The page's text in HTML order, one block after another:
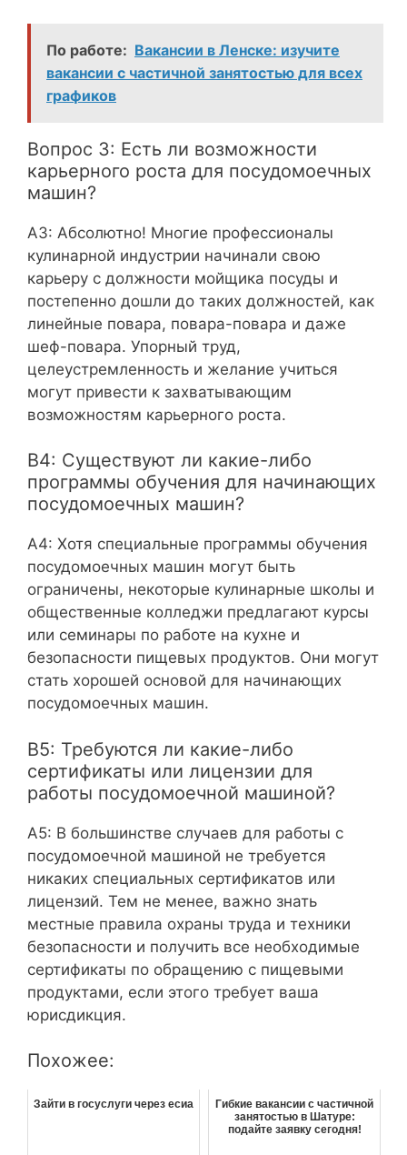
По работе: Вакансии в Ленске: изучите
вакансии с частичной занятостью для всех
графиков
Вопрос 3: Есть ли возможности
карьерного роста для посудомоечных
машин?
А3: Абсолютно! Многие профессионалы
кулинарной индустрии начинали свою
карьеру с должности мойщика посуды и
постепенно дошли до таких должностей, как
линейные повара, повара-повара и даже
шеф-повара. Упорный труд,
целеустремленность и желание учиться
могут привести к захватывающим
возможностям карьерного роста.
В4: Существуют ли какие-либо
программы обучения для начинающих
посудомоечных машин?
A4: Хотя специальные программы обучения
посудомоечных машин могут быть
ограничены, некоторые кулинарные школы и
общественные колледжи предлагают курсы
или семинары по работе на кухне и
безопасности пищевых продуктов. Они могут
стать хорошей основой для начинающих
посудомоечных машин.
В5: Требуются ли какие-либо
сертификаты или лицензии для
работы посудомоечной машиной?
A5: В большинстве случаев для работы с
посудомоечной машиной не требуется
никаких специальных сертификатов или
лицензий. Тем не менее, важно знать
местные правила охраны труда и техники
безопасности и получить все необходимые
сертификаты по обращению с пищевыми
продуктами, если этого требует ваша
юрисдикция.
Похожее:
Зайти в госуслуги через есиа
Гибкие вакансии с частичной
занятостью в Шатуре:
подайте заявку сегодня!